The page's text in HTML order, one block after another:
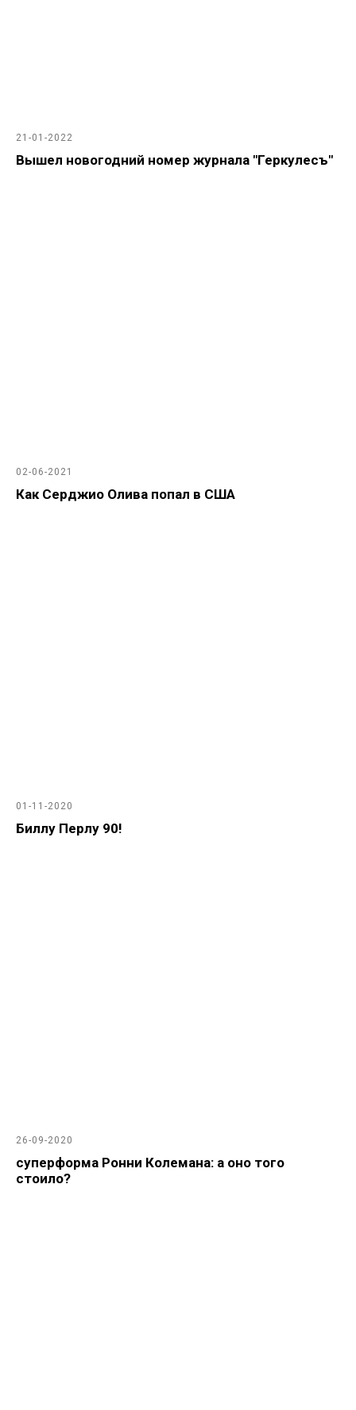
21-01-2022
Вышел новогодний номер журнала "Геркулесъ"
02-06-2021
Как Серджио Олива попал в США
01-11-2020
Биллу Перлу 90!
26-09-2020
суперформа Ронни Колемана: а оно того
стоило?